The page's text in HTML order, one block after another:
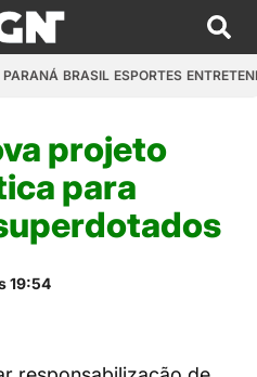
PARANÁ BRASIL ESPORTES
projeto
para
19:54